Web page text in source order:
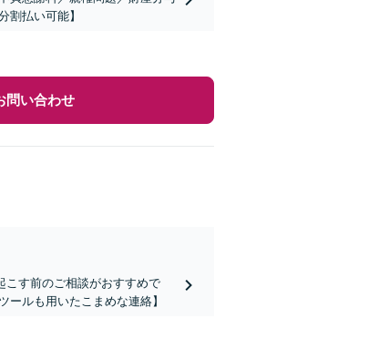
割払い可能】
問い合わせ
こす前のご相談がおすすめで
ルも用いたこまめな連絡】